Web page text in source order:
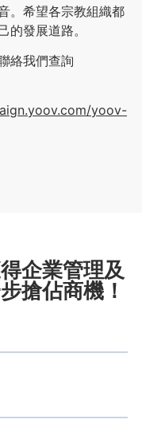
。希望各宗教組織都
的發展道路。
絡我們查詢
yoov-
企業管理及
搶佔商機！